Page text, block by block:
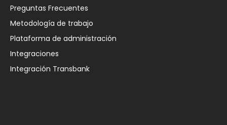
Preguntas Frecuentes
Metodología de trabajo
Plataforma de administración
Integraciones
Integración Transbank